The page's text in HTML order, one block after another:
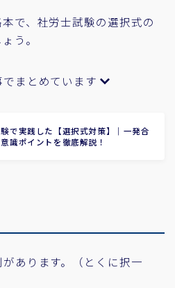
で、社労士試験の選択式の
う。
まとめています
で実践した【選択式対策】｜一発合
識ポイントを徹底解説！
あります。（とくに択一